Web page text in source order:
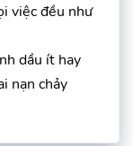
việc đều như
dầu ít hay
nạn chảy